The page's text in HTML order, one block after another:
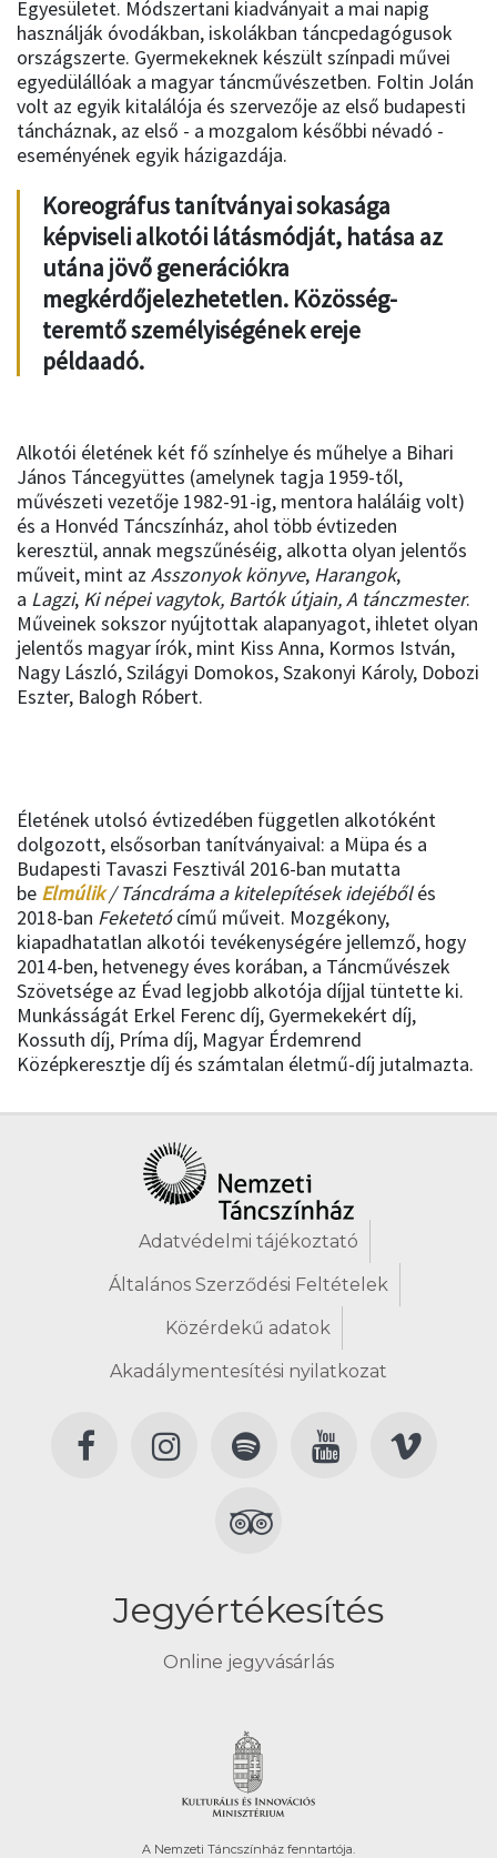
Egyesületet. Módszertani kiadványait a mai napig
használják óvodákban, iskolákban táncpedagógusok
országszerte. Gyermekeknek készült színpadi művei
egyedülállóak a magyar táncművészetben. Foltin Jolán
volt az egyik kitalálója és szervezője az első budapesti
táncháznak, az első - a mozgalom későbbi névadó -
eseményének egyik házigazdája.
Koreográfus tanítványai sokasága
képviseli alkotói látásmódját, hatása az
utána jövő generációkra
megkérdőjelezhetetlen. Közösség-
teremtő személyiségének ereje
példaadó.
Alkotói életének két fő színhelye és műhelye a Bihari
János Táncegyüttes (amelynek tagja 1959-től,
művészeti vezetője 1982-91-ig, mentora haláláig volt)
és a Honvéd Táncszínház, ahol több évtizeden
keresztül, annak megszűnéséig, alkotta olyan jelentős
műveit, mint az Asszonyok könyve, Harangok,
a Lagzi, Ki népei vagytok, Bartók útjain, A tánczmester.
Műveinek sokszor nyújtottak alapanyagot, ihletet olyan
jelentős magyar írók, mint Kiss Anna, Kormos István,
Nagy László, Szilágyi Domokos, Szakonyi Károly, Dobozi
Eszter, Balogh Róbert.
Életének utolsó évtizedében független alkotóként
dolgozott, elsősorban tanítványaival: a Müpa és a
Budapesti Tavaszi Fesztivál 2016-ban mutatta
be Elmúlik / Táncdráma a kitelepítések idejéből és
2018-ban Feketetó című műveit. Mozgékony,
kiapadhatatlan alkotói tevékenységére jellemző, hogy
2014-ben, hetvenegy éves korában, a Táncművészek
Szövetsége az Évad legjobb alkotója díjjal tüntette ki.
Munkásságát Erkel Ferenc díj, Gyermekekért díj,
Kossuth díj, Príma díj, Magyar Érdemrend
Középkeresztje díj és számtalan életmű-díj jutalmazta.
Adatvédelmi tájékoztató
Általános Szerződési Feltételek
Közérdekű adatok
Akadálymentesítési nyilatkozat
Jegyértékesítés
Online jegyvásárlás
A Nemzeti Táncszínház fenntartója.